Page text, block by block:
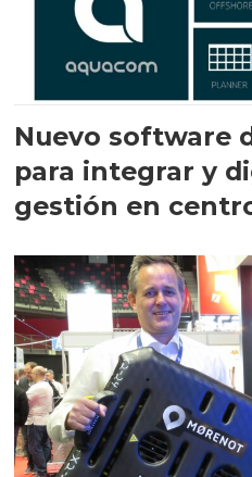
Nuevo software
para integrar y
gestión en